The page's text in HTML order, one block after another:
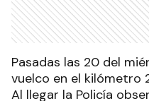
Pasadas las 20 del
vuelco en el kilómetro
Al llegar la Policía